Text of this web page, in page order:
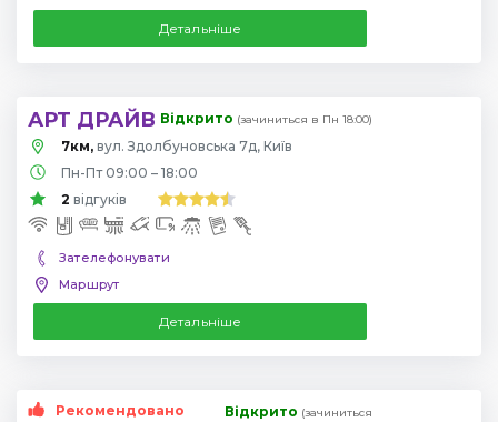
Детальніше
АРТ ДРАЙВ Відкрито (зачиниться в Пн 18:00)
7км, вул. Здолбуновська 7д, Київ
Пн-Пт 09:00 – 18:00
2 відгуків
Зателефонувати
Маршрут
Детальніше
Рекомендовано Відкрито (зачиниться